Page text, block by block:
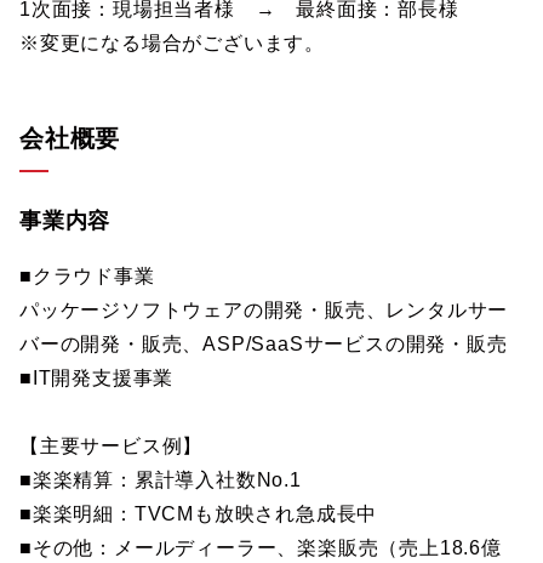
1次面接：現場担当者様 → 最終面接：部長様
※変更になる場合がございます。
会社概要
事業内容
■クラウド事業
パッケージソフトウェアの開発・販売、レンタルサー
バーの開発・販売、ASP/SaaSサービスの開発・販売
■IT開発支援事業
【主要サービス例】
■楽楽精算：累計導入社数No.1
■楽楽明細：TVCMも放映され急成長中
■その他：メールディーラー、楽楽販売（売上18.6億